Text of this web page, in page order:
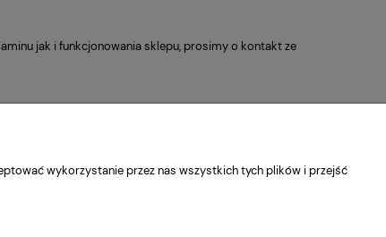
jak i funkcjonowania sklepu, prosimy o kontakt ze
wykorzystanie przez nas wszystkich tych plików i przejść